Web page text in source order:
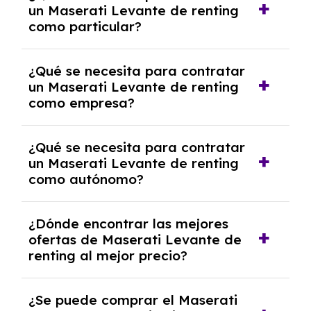
cancelación anticipada. Es importante revisar
las condiciones del contrato y hablar con un
experto que te asesore.
un Maserati Levante de renting
como particular?
y, en algunos casos, una consulta de solvencia
crediticia y un pago inicial.
¿Qué se necesita para contratar
un Maserati Levante de renting
como empresa?
documentación financiera y, en algunos
casos, un informe de solvencia de la empresa
y un pago inicial.
¿Qué se necesita para contratar
un Maserati Levante de renting
como autónomo?
autónomos, justificante de ingresos y, en
algunos casos, un informe fiscal y un pago
inicial.
¿Dónde encontrar las mejores
ofertas de Maserati Levante de
renting al mejor precio?
mejores ofertas de vehículos de renting con
¿Se puede comprar el Maserati